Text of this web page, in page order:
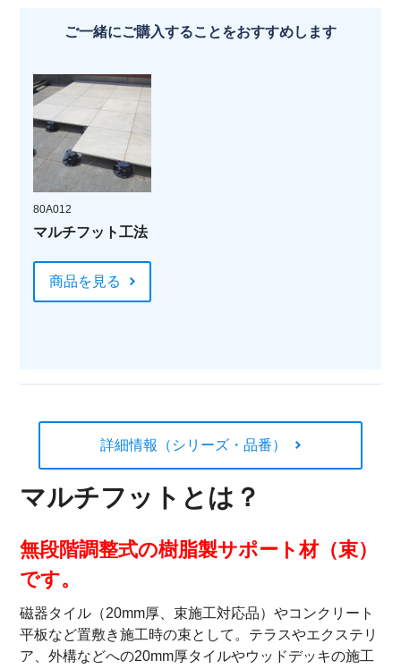
ご一緒にご購入することをおすすめします
80A012
マルチフット工法
商品を見る
詳細情報（シリーズ・品番）
マルチフットとは？
無段階調整式の樹脂製サポート材（束）
です。
磁器タイル（20mm厚、束施工対応品）やコンクリート
平板など置敷き施工時の束として。テラスやエクステリ
ア、外構などへの20mm厚タイルやウッドデッキの施工